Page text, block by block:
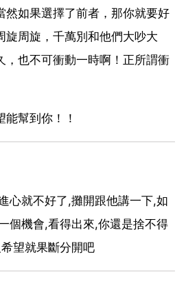
然如果選擇了前者，那你就要好
旋周旋，千萬別和他們大吵大
，也不可衝動一時啊！正所謂衝
幫到你！！
心就不好了,攤開跟他講一下,如
個機會,看得出來,你還是捨不得
望就果斷分開吧